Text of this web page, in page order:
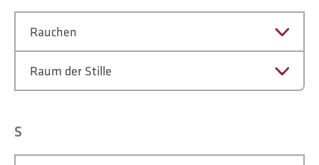
Rauchen
Raum der Stille
S